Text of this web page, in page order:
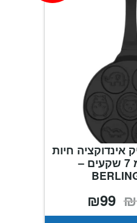
אינדוקציה חיות
26 ס"מ 7 שקעים –
₪ המחיר
המקורי
היה:
₪99
הוא: